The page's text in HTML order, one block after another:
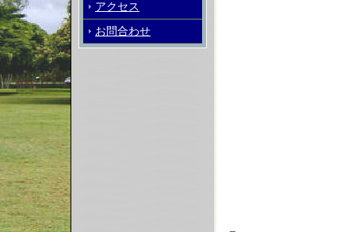
アクセス
お問合わせ